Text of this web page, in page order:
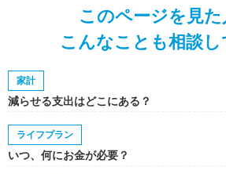
このページを見た
こんなことも相談
家計
減らせる支出はどこにある？
ライフプラン
いつ、何にお金が必要？